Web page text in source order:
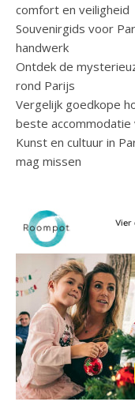
comfort en veiligheid
Souvenirgids voor
handwerk
Ontdek de
rond Parijs
Vergelijk goedkope
beste
Kunst en cultuur in
mag missen